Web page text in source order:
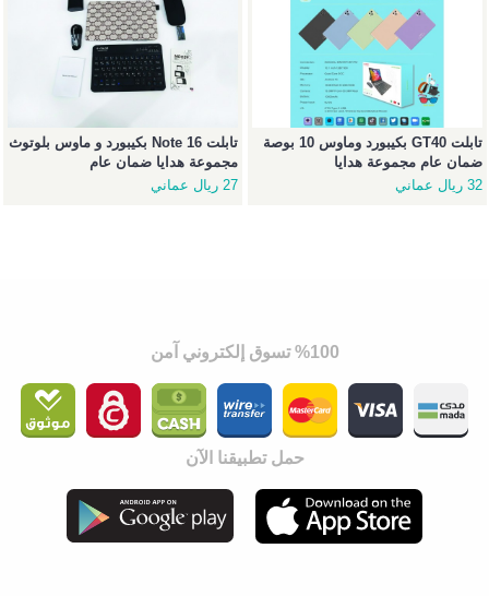
تابلت Note 16 بكيبورد و ماوس بلوتوث
مجموعة هدايا ضمان عام
27 ريال عماني
تابلت GT40 بكيبورد وماوس 10 بوصة
ضمان عام مجموعة هدايا
32 ريال عماني
%100 تسوق إلكتروني آمن
حمل تطبيقنا الآن